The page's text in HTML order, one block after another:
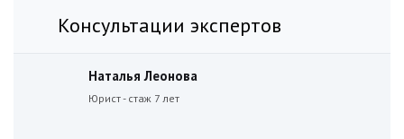
Консультации экспертов
Наталья Леонова
Юрист - стаж 7 лет